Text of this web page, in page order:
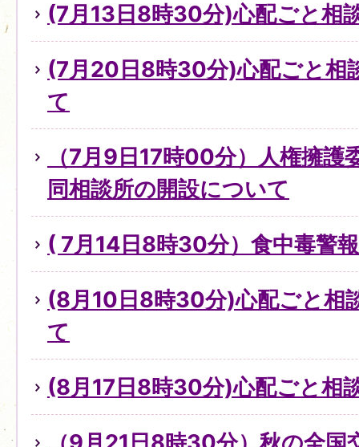
(7月13日8時30分)心配ごと相
(7月20日8時30分)心配ごと相
て
（7月9日17時00分）人権擁護
同相談所の開設について
( 7月14日8時30分）食中毒警
(8月10日8時30分)心配ごと相
て
(8月17日8時30分)心配ごと相